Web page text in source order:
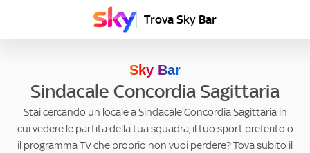
Trova Sky Bar
Sky Bar
Sindacale Concordia Sagittaria
Stai cercando un locale a Sindacale Concordia Sagittaria in
cui vedere le partita della tua squadra, il tuo sport preferito o
il programma TV che proprio non vuoi perdere? Tova subito il